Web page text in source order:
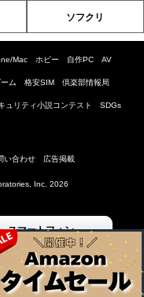
ソフクリ
Mac ホビー 自作PC AV
ム 格安SIM 倶楽部情報局
ュリティ小説コンテスト SDGs
い合わせ 広告掲載
Inc. 2026
スマートフォン